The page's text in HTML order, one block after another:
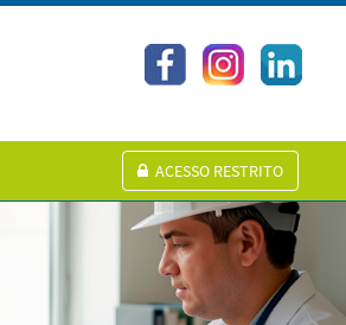
ACESSO RESTRITO
Next